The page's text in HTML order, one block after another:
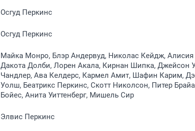
Осгуд Перкинс
Осгуд Перкинс
Майка Монро, Блэр Андервуд, Николас Кейдж,
Дакота Долби, Лорен Акала, Кирнан Шипка, Джейсон
Чандлер, Ава Келдерс, Кармел Амит, Шафин Карим,
Уолш, Беатрикс Перкинс, Скотт Николсон, Питер
Бойес, Анита Уиттенберг, Мишель Сир
Элвис Перкинс